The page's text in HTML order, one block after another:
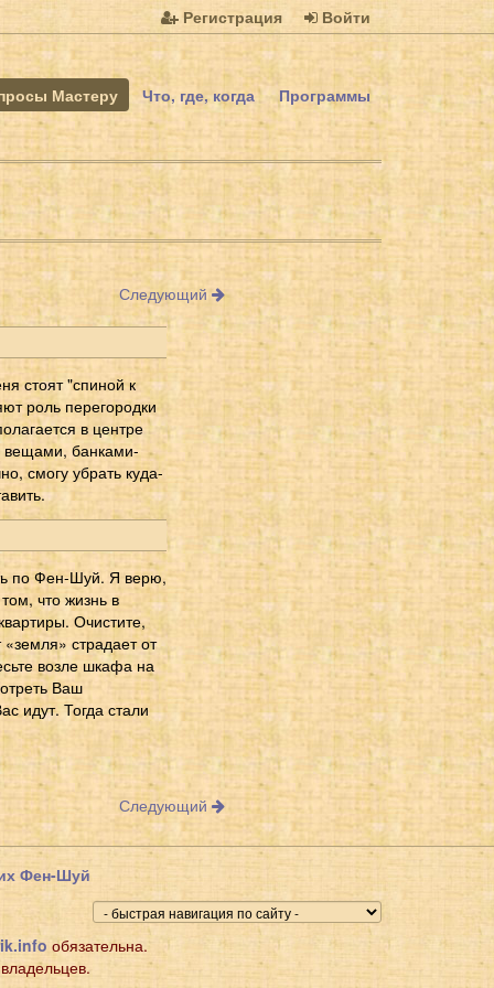
Регистрация Войти
Мастеру Что, где, когда Программы
Следующий
стоят "спиной к
роль перегородки
в центре
вещами, банками-
смогу убрать куда-
по Фен-Шуй. Я верю,
что жизнь в
Очистите,
страдает от
возле шкафа на
Ваш
идут. Тогда стали
Следующий
Фен-Шуй
обязательна.